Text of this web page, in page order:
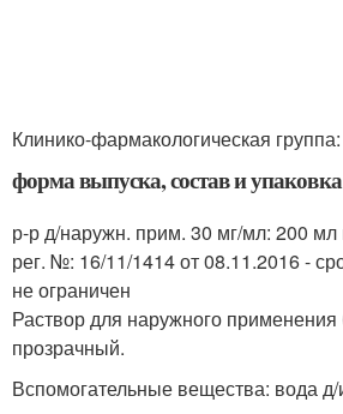
Клинико-фармакологическая группа:
форма выпуска, состав и упаковка
р-р д/наружн. прим. 30 мг/мл: 200
рег. №: 16/11/1414 от 08.11.2016 -
не ограничен
Раствор для наружного
прозрачный.
Вспомогательные вещества: вода д/